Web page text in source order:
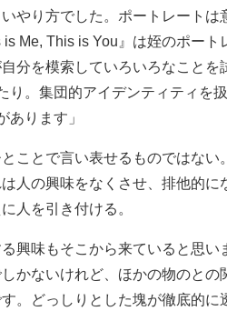
やり方でした。ポートレートは
Me, This is You』は姪のポート
分を模索していろいろなことを
。集団的アイデンティティを
ります」
ことで言い表せるものではない
人の興味をなくさせ、排他的に
人を引き付ける。
興味もそこから来ていると思い
かないけれど、ほかの物のとの
。どっしりとした塊が徹底的に